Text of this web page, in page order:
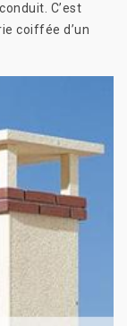
C’est
coiffée d’un